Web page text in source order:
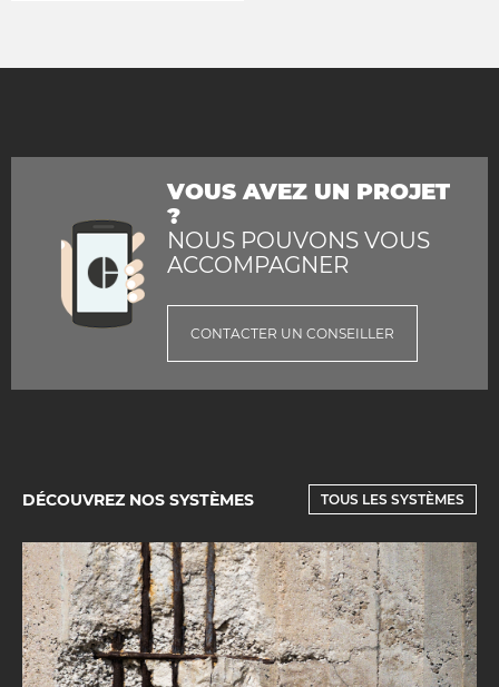
VOUS AVEZ UN PROJET
?
NOUS POUVONS VOUS
ACCOMPAGNER
CONTACTER UN CONSEILLER
DÉCOUVREZ NOS SYSTÈMES TOUS LES SYSTÈMES